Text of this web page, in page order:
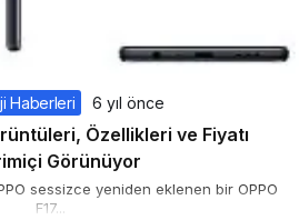
Haberleri 6 yıl önce
Özellikleri ve Fiyatı
Görünüyor
sessizce yeniden eklenen bir OPPO
F17...